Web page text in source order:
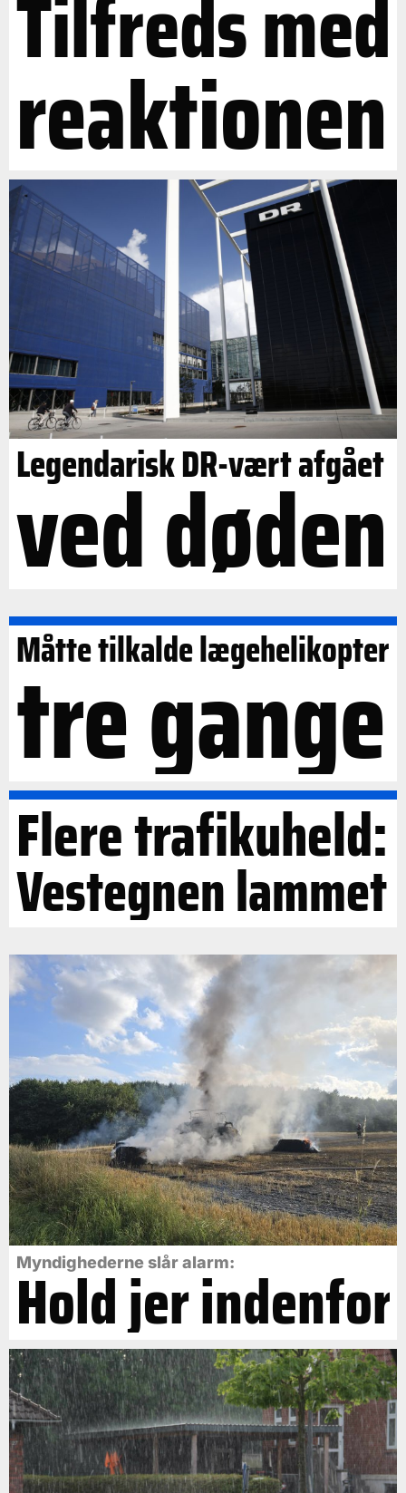
Tilfreds med
reaktionen
Legendarisk DR-vært afgået
ved døden
Måtte tilkalde lægehelikopter
tre gange
Flere trafikuheld:
Vestegnen lammet
Myndighederne slår alarm:
Hold jer indenfor